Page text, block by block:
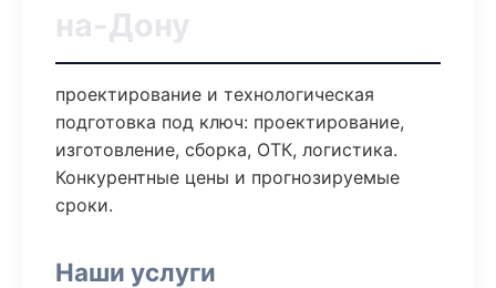
на-Дону
проектирование и технологическая
подготовка под ключ: проектирование,
изготовление, сборка, ОТК, логистика.
Конкурентные цены и прогнозируемые
сроки.
Наши услуги